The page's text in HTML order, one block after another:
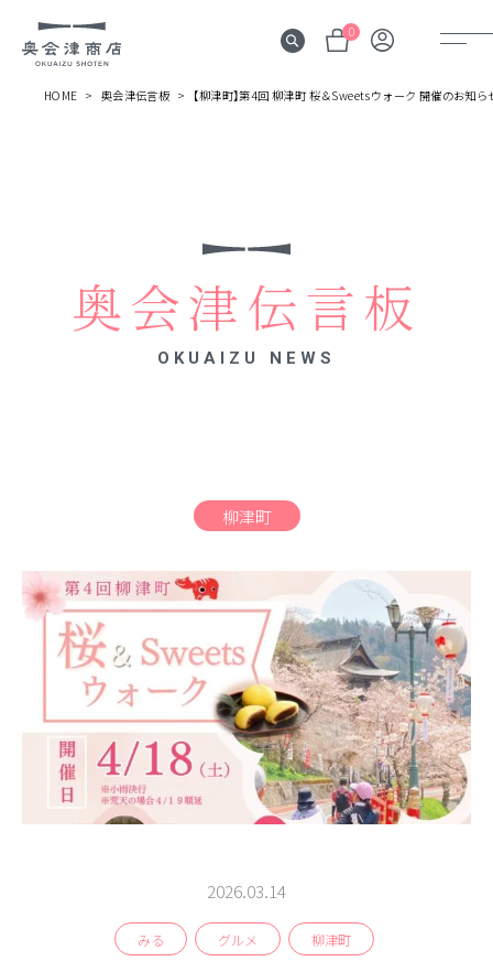
0
見所
よむ
検索
ABOUT
相談窓口
アクセス
お問い合わせ
HOME 奥会津伝言板 【柳津町】第4回 柳津町 桜＆Sweetsウォーク 開催のお知ら
奥会津伝言板
OKUAIZU NEWS
柳津町
2026.03.14
みる グルメ 柳津町